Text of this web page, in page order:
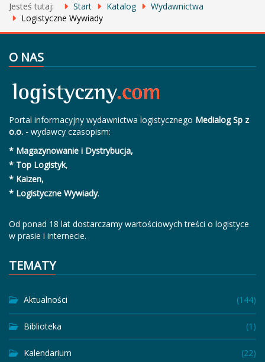
Jesteś tutaj: Start Katalog
Wydawnictwa
Logistyczne Wywiady
O NAS
Portal informacyjny wydawnictwa logistycznego Medialog Sp z
o.o. - wydawcy czasopism:
* Magazynowanie i Dystrybucja,
* Top Logistyk,
* Kaizen,
* Logistyczne Wywiady.
Od ponad 18 lat dostarczamy wartościowych treści o logistyce
w prasie i internecie.
TEMATY
Aktualności (144)
Biblioteka (1)
Kalendarium (22)